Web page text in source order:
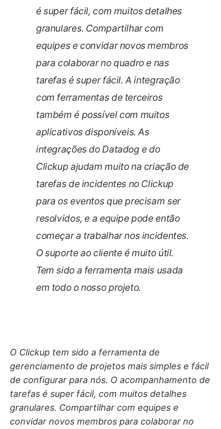
é super fácil, com muitos detalhes
granulares. Compartilhar com
equipes e convidar novos membros
para colaborar no quadro e nas
tarefas é super fácil. A integração
com ferramentas de terceiros
também é possível com muitos
aplicativos disponíveis. As
integrações do Datadog e do
Clickup ajudam muito na criação de
tarefas de incidentes no Clickup
para os eventos que precisam ser
resolvidos, e a equipe pode então
começar a trabalhar nos incidentes.
O suporte ao cliente é muito útil.
Tem sido a ferramenta mais usada
em todo o nosso projeto.
O Clickup tem sido a ferramenta de
gerenciamento de projetos mais simples e fácil
de configurar para nós. O acompanhamento de
tarefas é super fácil, com muitos detalhes
granulares. Compartilhar com equipes e
convidar novos membros para colaborar no